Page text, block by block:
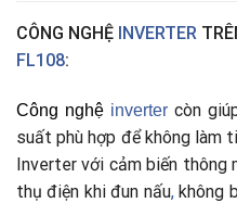
CÔNG NGHỆ INVERTER
FL108:
Công nghệ inverter còn
suất phù hợp để không làm
Inverter với cảm biến thông
thụ điện khi đun nấu,không